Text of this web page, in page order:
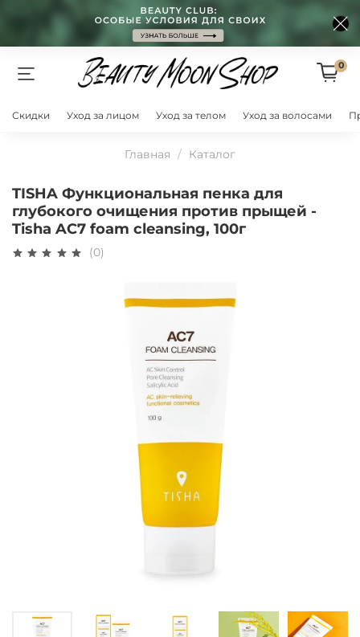
0
Скидки Уход за лицом Уход за телом Уход за волосами
Главная Каталог
TISHA Функциональная пенка для
глубокого очищения против прыщей -
Tisha AC7 foam cleansing, 100г
(0)